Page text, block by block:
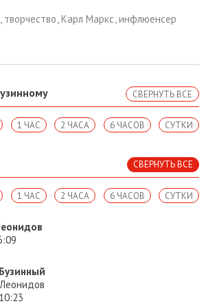
, творчество,Карл Маркс,инфлюенсер
СВЕРНУТЬ ВСЕ
СУТКИ
6 ЧАСОВ
2 ЧАСА
1 ЧАС
СВЕРНУТЬ ВСЕ
СУТКИ
6 ЧАСОВ
2 ЧАСА
1 ЧАС
10:23